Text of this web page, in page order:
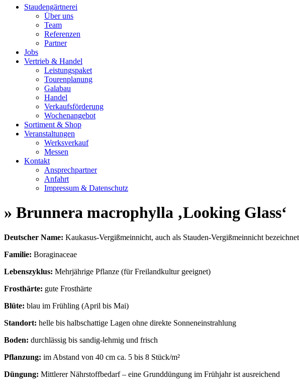
Staudengärtnerei
Über uns
Team
Referenzen
Partner
Jobs
Vertrieb & Handel
Leistungspaket
Tourenplanung
Galabau
Handel
Verkaufsförderung
Wochenangebot
Sortiment & Shop
Veranstaltungen
Werksverkauf
Messen
Kontakt
Ansprechpartner
Anfahrt
Impressum & Datenschutz
» Brunnera macrophylla ‚Looking Glass‘
Deutscher Name: Kaukasus-Vergißmeinnicht, auch als Stauden-Vergißmeinnicht bezeichnet
Familie: Boraginaceae
Lebenszyklus: Mehrjährige Pflanze (für Freilandkultur geeignet)
Frosthärte: gute Frosthärte
Blüte: blau im Frühling (April bis Mai)
Standort: helle bis halbschattige Lagen ohne direkte Sonneneinstrahlung
Boden: durchlässig bis sandig-lehmig und frisch
Pflanzung: im Abstand von 40 cm ca. 5 bis 8 Stück/m²
Düngung: Mittlerer Nährstoffbedarf – eine Grunddüngung im Frühjahr ist ausreichend